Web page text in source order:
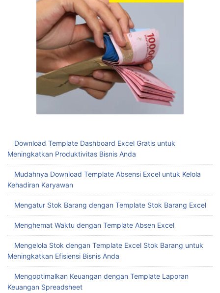
Download Template Dashboard Excel Gratis untuk
Meningkatkan Produktivitas Bisnis Anda
Mudahnya Download Template Absensi Excel untuk Kelola
Kehadiran Karyawan
Mengatur Stok Barang dengan Template Stok Barang Excel
Menghemat Waktu dengan Template Absen Excel
Mengelola Stok dengan Template Excel Stok Barang untuk
Meningkatkan Efisiensi Bisnis Anda
Mengoptimalkan Keuangan dengan Template Laporan
Keuangan Spreadsheet